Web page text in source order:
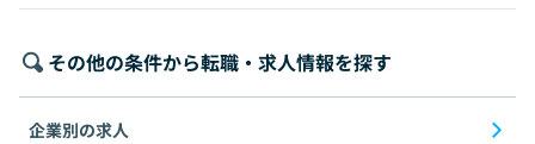
その他の条件から転職・求人情報を探す
企業別の求人